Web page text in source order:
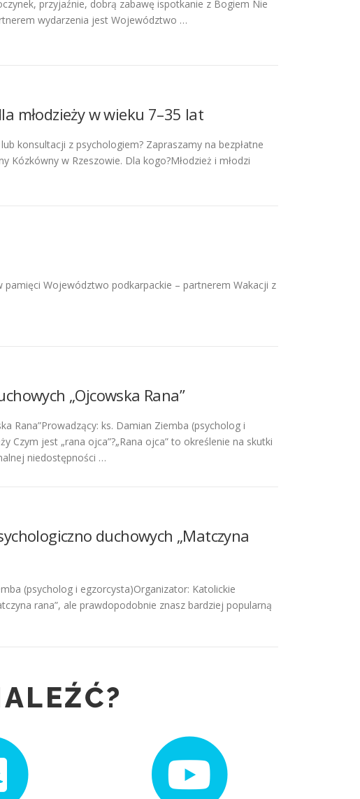
przyjaźnie, dobrą zabawę ispotkanie z Bogiem Nie
wydarzenia jest Województwo …
młodzieży w wieku 7–35 lat
konsultacji z psychologiem? Zapraszamy na bezpłatne
Kózkówny w Rzeszowie. Dla kogo?Młodzież i młodzi
Województwo podkarpackie – partnerem Wakacji z
„Ojcowska Rana”
Rana”Prowadzący: ks. Damian Ziemba (psycholog i
Czym jest „rana ojca”?„Rana ojca” to określenie na skutki
niedostępności …
duchowych „Matczyna
(psycholog i egzorcysta)Organizator: Katolickie
rana”, ale prawdopodobnie znasz bardziej popularną